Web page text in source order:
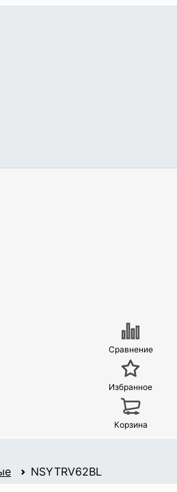
Сравнение
Избранное
Корзина
NSYTRV62BL